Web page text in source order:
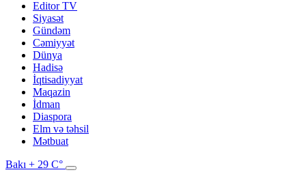
Editor TV
Siyasət
Gündəm
Cəmiyyət
Dünya
Hadisə
İqtisadiyyat
Maqazin
İdman
Diaspora
Elm və təhsil
Mətbuat
Bakı + 29 C°